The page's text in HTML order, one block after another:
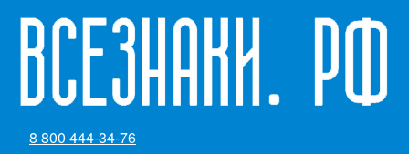
8 800 444-34-76